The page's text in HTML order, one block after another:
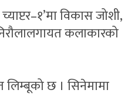
विकास जोशी,
कलाकारको
लिम्बूको छ । सिनेमामा